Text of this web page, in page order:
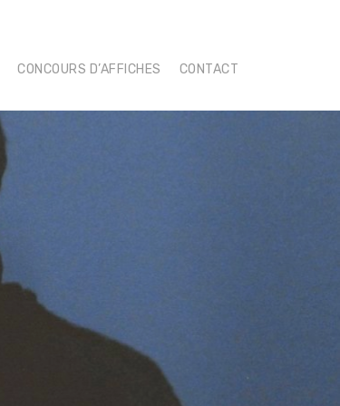
CONCOURS D’AFFICHES CONTACT